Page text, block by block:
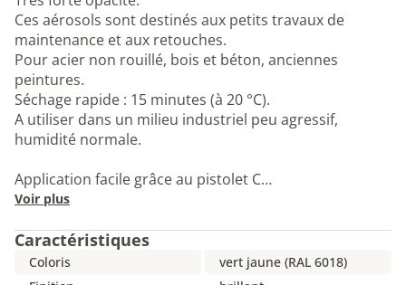
Ces aérosols sont destinés aux petits travaux de
maintenance et aux retouches.
Pour acier non rouillé, bois et béton, anciennes
peintures.
Séchage rapide : 15 minutes (à 20 °C).
A utiliser dans un milieu industriel peu agressif,
humidité normale.
Application facile grâce au pistolet C…
Voir plus
Caractéristiques
Coloris
vert jaune (RAL 6018)